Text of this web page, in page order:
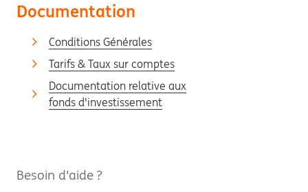
Documentation
Conditions Générales
Tarifs & Taux sur comptes
Documentation relative aux
fonds d'investissement
Besoin d'aide ?